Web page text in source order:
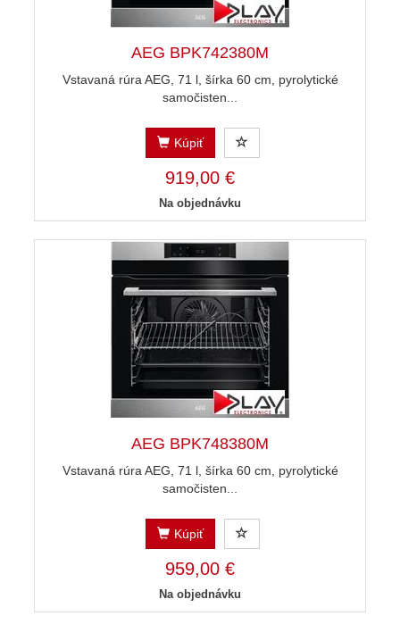
AEG BPK742380M
Vstavaná rúra AEG, 71 l, šírka 60 cm, pyrolytické
samočisten...
Kúpiť
919,00 €
Na objednávku
AEG BPK748380M
Vstavaná rúra AEG, 71 l, šírka 60 cm, pyrolytické
samočisten...
Kúpiť
959,00 €
Na objednávku